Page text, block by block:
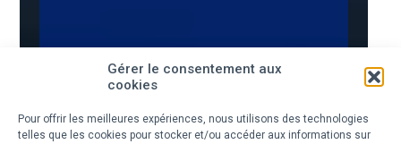
Gérer le consentement aux
cookies
Pour offrir les meilleures expériences, nous utilisons des technologies
telles que les cookies pour stocker et/ou accéder aux informations sur